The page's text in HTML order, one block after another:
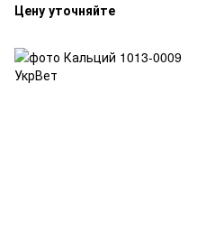
Цену уточняйте